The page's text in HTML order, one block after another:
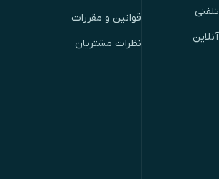
قوانین و مقررات
نظرات مشتریان